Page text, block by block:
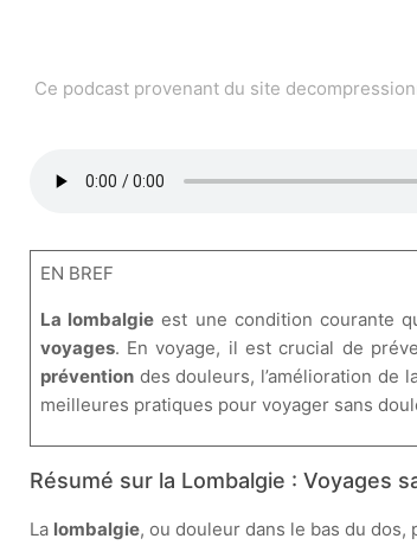
Ce podcast provenant du site
EN BREF
La lombalgieest une condition courante
voyages. En voyage, il est crucial de
préventiondes douleurs, l’amélioration de
meilleures pratiques pour voyager sans
Résumé sur la Lombalgie : Voyages
La lombalgie, ou douleur dans le bas du